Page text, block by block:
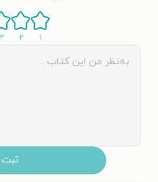
۱ ۲
ثبت